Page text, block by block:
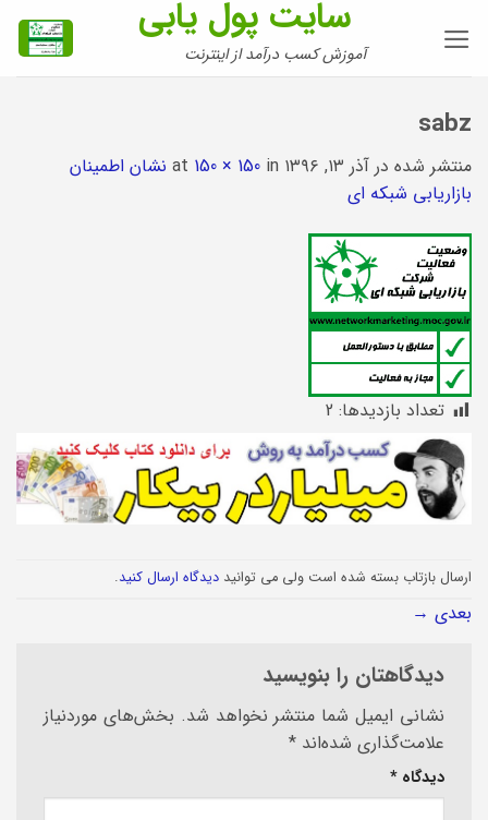
سایت پول یابی
آموزش کسب درآمد از اینترنت
sabz
منتشر شده در آذر ۱۳, ۱۳۹۶ 150 × 150 in
نشان اطمینان
بازاریابی شبکه ای
تعداد بازدیدها: 2
ارسال بازتاب بسته شده است ولی می توانید دیدگاه ارسال کنید.
بعدی →
دیدگاهتان را بنویسید
نشانی ایمیل شما منتشر نخواهد شد. بخش‌های موردنیاز
علامت‌گذاری شده‌اند *
دیدگاه *